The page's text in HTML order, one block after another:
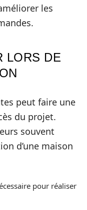
les
LORS DE
peut faire une
du projet.
souvent
d’une maison
pour réaliser